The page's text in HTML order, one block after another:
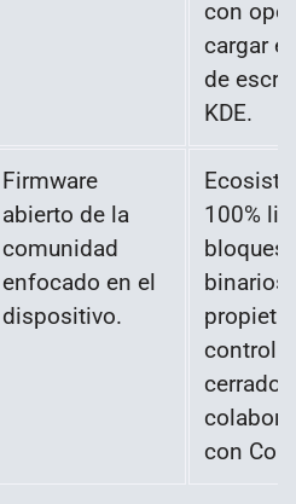
con
cargar
de
KDE.
Firmware
abierto de la
comunidad
enfocado en el
dispositivo.
100%
bloques
binarios
con